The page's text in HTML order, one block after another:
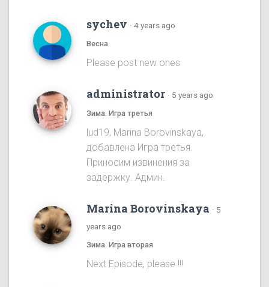
sychev · 4 years ago
Весна
Please post new ones
administrator · 5 years ago
Зима. Игра третья
lud19, Marina Borovinskaya,
добавлена Игра третья.
Приносим извинения за
задержку. Админ.
Marina Borovinskaya · 5
years ago
Зима. Игра вторая
Next Episode, please !!!